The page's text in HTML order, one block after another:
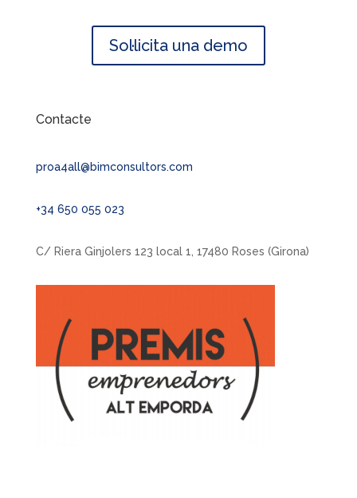
Sol·licita una demo
Contacte
proa4all@bimconsultors.com
+34 650 055 023
C/ Riera Ginjolers 123 local 1, 17480 Roses (Girona)